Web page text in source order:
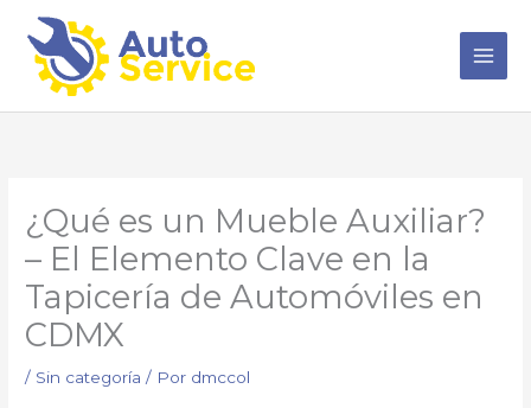
contenido
¿Qué es un Mueble Auxiliar?
– El Elemento Clave en la
Tapicería de Automóviles en
CDMX
/ Sin categoría / Por dmccol